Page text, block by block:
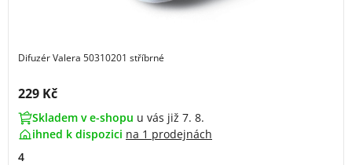
Difuzér Valera 50310201 stříbrné
Cena s DPH:
229 Kč
Skladem v e-shopu u vás již 7. 8.
ihned k dispozici na 1 prodejnách
4